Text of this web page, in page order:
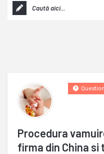
Procedura
firma din China
Question